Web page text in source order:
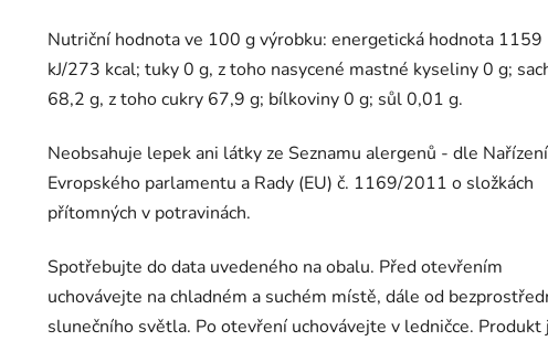
Nutriční hodnota ve 100 g výrobku: energetická hodnota 1159
kJ/273 kcal; tuky 0 g, z toho nasycené mastné kyseliny 0 g;
68,2 g, z toho cukry 67,9 g; bílkoviny 0 g; sůl 0,01 g.
Neobsahuje lepek ani látky ze Seznamu alergenů - dle Nařízení
Evropského parlamentu a Rady (EU) č. 1169/2011 o složkách
přítomných v potravinách.
Spotřebujte do data uvedeného na obalu. Před otevřením
uchovávejte na chladném a suchém místě, dále od
slunečního světla. Po otevření uchovávejte v ledničce. Produkt